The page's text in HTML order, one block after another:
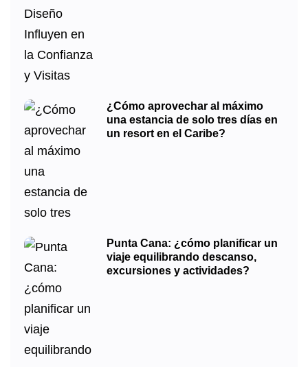
¿Cómo aprovechar al máximo
una estancia de solo tres días en
un resort en el Caribe?
Punta Cana: ¿cómo planificar un
viaje equilibrando descanso,
excursiones y actividades?